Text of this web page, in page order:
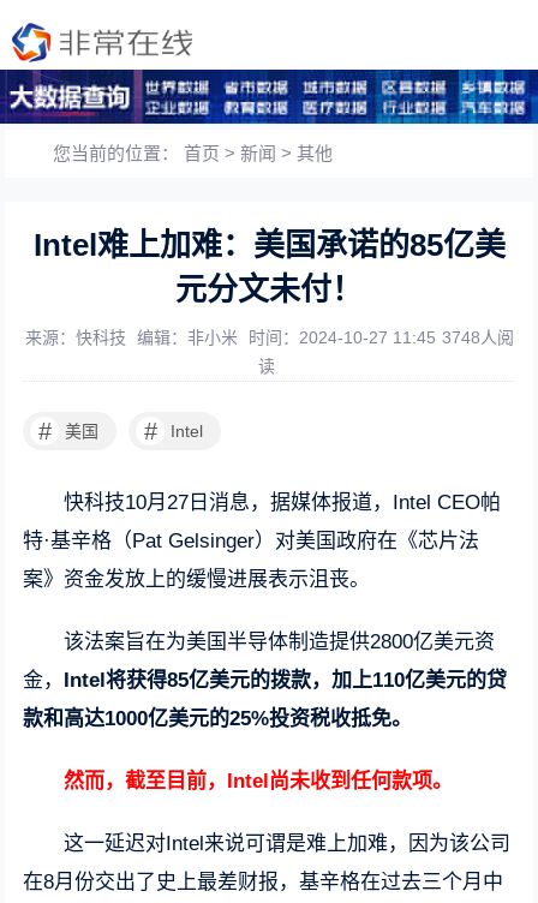
您当前的位置：首页 >新闻 >其他
Intel难上加难：美国承诺的85亿美
元分文未付！
来源：快科技 编辑：非小米 时间：2024-10-27 11:45 3748人阅
读
# 美国 # Intel
快科技10月27日消息，据媒体报道，Intel CEO帕
特·基辛格（Pat Gelsinger）对美国政府在《芯片法
案》资金发放上的缓慢进展表示沮丧。
该法案旨在为美国半导体制造提供2800亿美元资
金， Intel将获得85亿美元的拨款，加上110亿美元的贷
款和高达1000亿美元的25%投资税收抵免。
然而，截至目前，Intel尚未收到任何款项。
这一延迟对Intel来说可谓是难上加难，因为该公司
在8月份交出了史上最差财报，基辛格在过去三个月中